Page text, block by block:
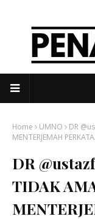
Home UMNO
DR
MENTERJEMAH
DR
TIDAK